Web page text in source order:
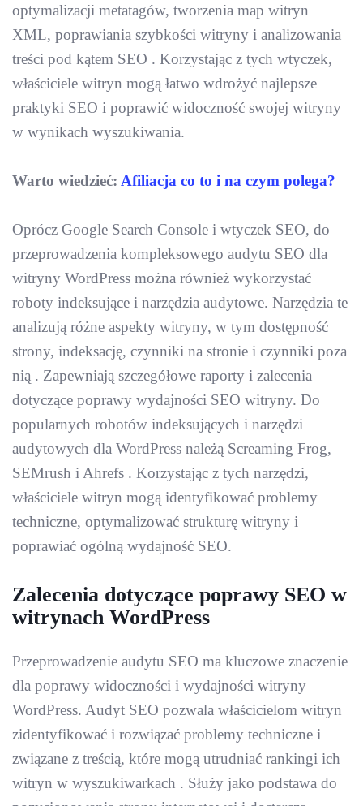
optymalizacji metatagów, tworzenia map witryn
XML, poprawiania szybkości witryny i analizowania
treści pod kątem SEO . Korzystając z tych wtyczek,
właściciele witryn mogą łatwo wdrożyć najlepsze
praktyki SEO i poprawić widoczność swojej witryny
w wynikach wyszukiwania.
Warto wiedzieć: Afiliacja co to i na czym polega?
Oprócz Google Search Console i wtyczek SEO, do
przeprowadzenia kompleksowego audytu SEO dla
witryny WordPress można również wykorzystać
roboty indeksujące i narzędzia audytowe. Narzędzia te
analizują różne aspekty witryny, w tym dostępność
strony, indeksację, czynniki na stronie i czynniki poza
nią . Zapewniają szczegółowe raporty i zalecenia
dotyczące poprawy wydajności SEO witryny. Do
popularnych robotów indeksujących i narzędzi
audytowych dla WordPress należą Screaming Frog,
SEMrush i Ahrefs . Korzystając z tych narzędzi,
właściciele witryn mogą identyfikować problemy
techniczne, optymalizować strukturę witryny i
poprawiać ogólną wydajność SEO.
Zalecenia dotyczące poprawy SEO w
witrynach WordPress
Przeprowadzenie audytu SEO ma kluczowe znaczenie
dla poprawy widoczności i wydajności witryny
WordPress. Audyt SEO pozwala właścicielom witryn
zidentyfikować i rozwiązać problemy techniczne i
związane z treścią, które mogą utrudniać rankingi ich
witryn w wyszukiwarkach . Służy jako podstawa do